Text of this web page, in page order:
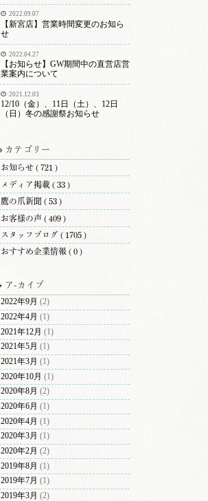
2022.09.07
【新宮店】営業時間変更のお知ら
せ
2022.04.27
【お知らせ】GW期間中の直営店営
業案内について
2021.12.03
12/10（金）、11日（土）、12日
（日）冬の感謝祭お知らせ
カテゴリー
お知らせ ( 721 )
メディア掲載 ( 33 )
鷹の爪新聞 ( 53 )
お客様の声 ( 409 )
スタッフブログ ( 1705 )
おすすめ企業情報 ( 0 )
ア-カイブ
2022年9月 (2)
2022年4月 (1)
2021年12月 (1)
2021年5月 (1)
2021年3月 (1)
2020年10月 (1)
2020年8月 (2)
2020年6月 (1)
2020年4月 (1)
2020年3月 (1)
2020年2月 (2)
2019年8月 (1)
2019年7月 (1)
2019年3月 (2)